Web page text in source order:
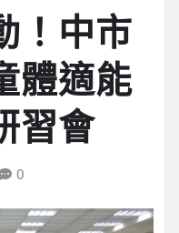
！中市
體適能
習會
0